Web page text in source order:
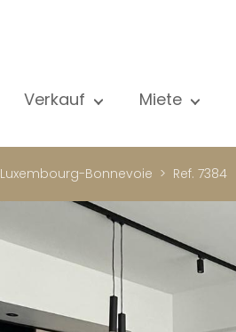
Verkauf
Neubau
Luxus-Immobilie
International
Wohnhaus
Miete
Luxembourg-Bonnevoie Ref. 7384